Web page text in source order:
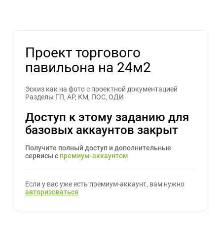
Проект торгового
павильона на 24м2
Эскиз как на фото с проектной документацией
Разделы ГП, АР, КМ, ПОС, ОДИ
Доступ к этому заданию для
базовых аккаунтов закрыт
Получите полный доступ и дополнительные
сервисы с премиум-аккаунтом
Если у вас уже есть премиум-аккаунт, вам нужно
авторизоваться